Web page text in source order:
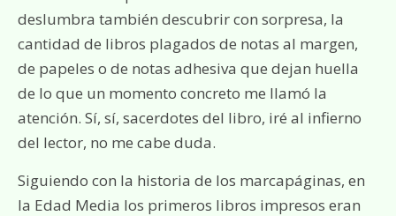
deslumbra también descubrir con sorpresa, la
cantidad de libros plagados de notas al margen,
de papeles o de notas adhesiva que dejan huella
de lo que un momento concreto me llamó la
atención. Sí, sí, sacerdotes del libro, iré al infierno
del lector, no me cabe duda.
Siguiendo con la historia de los marcapáginas, en
la Edad Media los primeros libros impresos eran